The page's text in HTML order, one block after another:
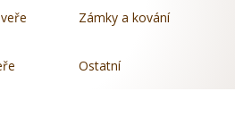
Zámky a kování
Ostatní